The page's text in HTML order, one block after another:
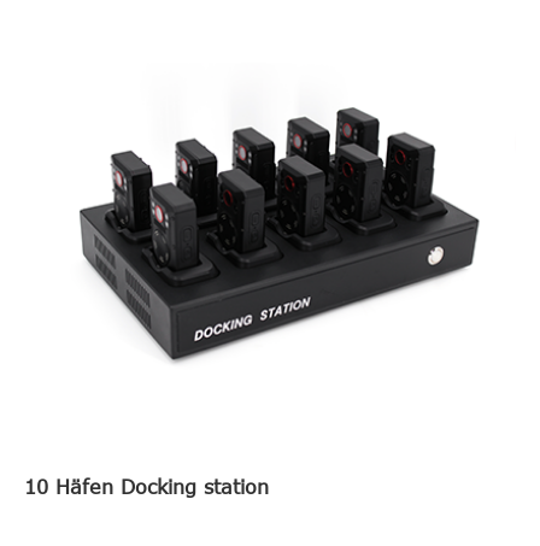
10 Häfen Docking station